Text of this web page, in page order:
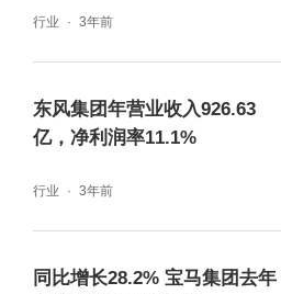
行业 3年前
东风集团年营业收入926.63
亿，净利润率11.1%
行业 3年前
同比增长28.2% 宝马集团去年